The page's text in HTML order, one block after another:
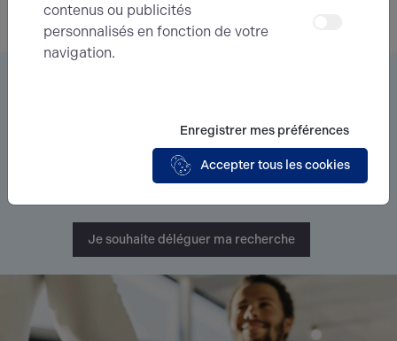
Déléguez votre projetà nos experts et soyez prévenus des
avant-premièrecorrespondant à votre
Je souhaite déléguer ma recherche
contenus ou publicités
personnalisés en fonction de votre
navigation.
Enregistrer mes préférences
Accepter tous les cookies